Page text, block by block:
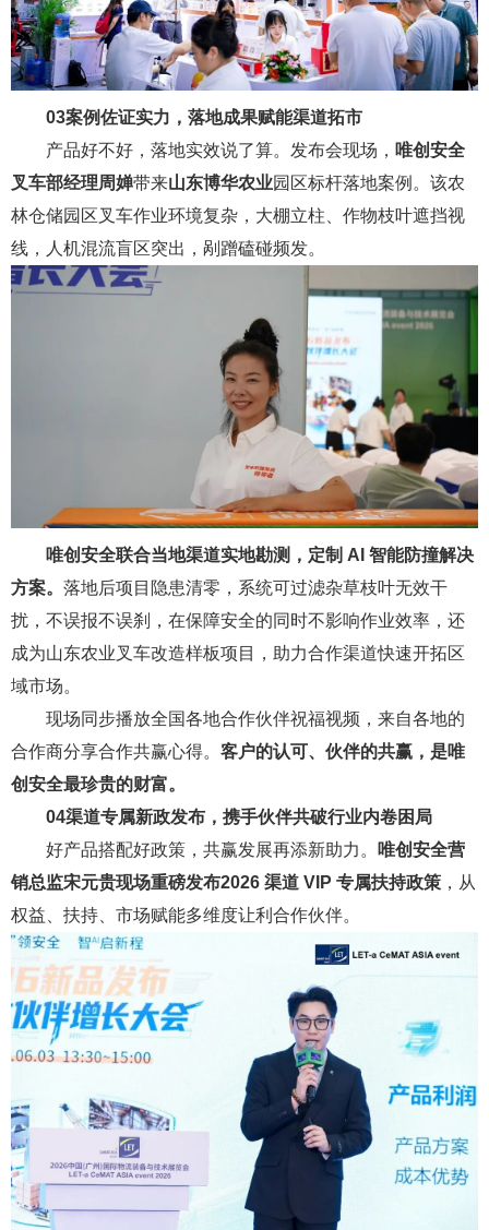
03案例佐证实力，落地成果赋能渠道拓市
产品好不好，落地实效说了算。发布会现场， 唯创安全
叉车部经理周婵带来山东博华农业园区标杆落地案例。该农
林仓储园区叉车作业环境复杂，大棚立柱、作物枝叶遮挡视
线，人机混流盲区突出，剐蹭磕碰频发。
唯创安全联合当地渠道实地勘测，定制 AI 智能防撞解决
方案。 落地后项目隐患清零，系统可过滤杂草枝叶无效干
扰，不误报不误刹，在保障安全的同时不影响作业效率，还
成为山东农业叉车改造样板项目，助力合作渠道快速开拓区
域市场。
现场同步播放全国各地合作伙伴祝福视频，来自各地的
合作商分享合作共赢心得。 客户的认可、伙伴的共赢，是唯
创安全最珍贵的财富。
04渠道专属新政发布，携手伙伴共破行业内卷困局
好产品搭配好政策，共赢发展再添新助力。
唯创安全营
销总监宋元贵现场重磅发布2026 渠道 VIP 专属扶持政策 ，从
权益、扶持、市场赋能多维度让利合作伙伴。